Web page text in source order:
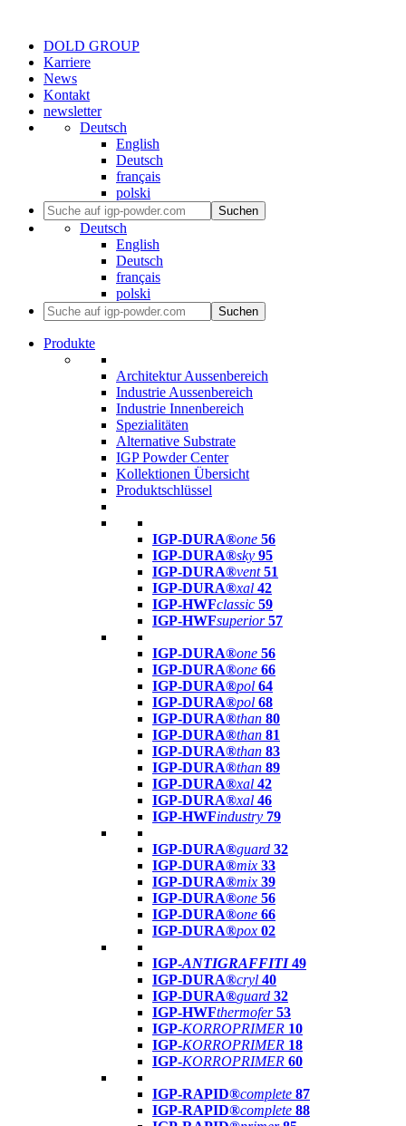
DOLD GROUP
Karriere
News
Kontakt
newsletter
Deutsch
English
Deutsch
français
polski
Suchen
Deutsch
English
Deutsch
français
polski
Suchen
Produkte
Architektur Aussenbereich
Industrie Aussenbereich
Industrie Innenbereich
Spezialitäten
Alternative Substrate
IGP Powder Center
Kollektionen Übersicht
Produktschlüssel
IGP-DURA®one 56
IGP-DURA®sky 95
IGP-DURA®vent 51
IGP-DURA®xal 42
IGP-HWFclassic 59
IGP-HWFsuperior 57
IGP-DURA®one 56
IGP-DURA®one 66
IGP-DURA®pol 64
IGP-DURA®pol 68
IGP-DURA®than 80
IGP-DURA®than 81
IGP-DURA®than 83
IGP-DURA®than 89
IGP-DURA®xal 42
IGP-DURA®xal 46
IGP-HWFindustry 79
IGP-DURA®guard 32
IGP-DURA®mix 33
IGP-DURA®mix 39
IGP-DURA®one 56
IGP-DURA®one 66
IGP-DURA®pox 02
IGP-ANTIGRAFFITI49
IGP-DURA®cryl 40
IGP-DURA®guard 32
IGP-HWFthermofer 53
IGP-KORROPRIMER 10
IGP-KORROPRIMER 18
IGP-KORROPRIMER 60
IGP-RAPID®complete 87
IGP-RAPID®complete 88